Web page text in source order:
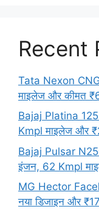
Recent
Tata Nexon
माइलेज और कीमत
Bajaj Platina 125
Kmpl माइलेज और
Bajaj Pulsar
इंजन, 62 Kmpl
MG Hector
नया डिजाइन और